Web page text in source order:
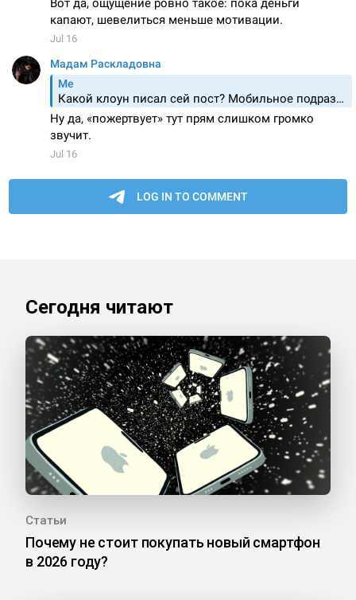
Сегодня читают
Статьи
Почему не стоит покупать новый смартфон
в 2026 году?